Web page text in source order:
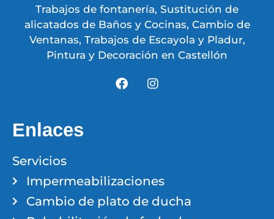
Trabajos de fontanería, Sustitución de
alicatados de Baños y Cocinas, Cambio de
Ventanas, Trabajos de Escayola y Pladur,
Pintura y Decoración en Castellón
Enlaces
Servicios
Impermeabilizaciones
Cambio de plato de ducha